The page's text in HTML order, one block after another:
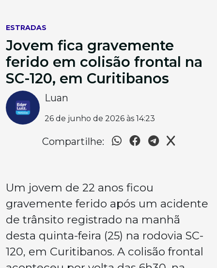
ESTRADAS
Jovem fica gravemente
ferido em colisão frontal na
SC-120, em Curitibanos
Luan
26 de junho de 2026 às 14:23
Compartilhe:
Um jovem de 22 anos ficou
gravemente ferido após um acidente
de trânsito registrado na manhã
desta quinta-feira (25) na rodovia SC-
120, em Curitibanos. A colisão frontal